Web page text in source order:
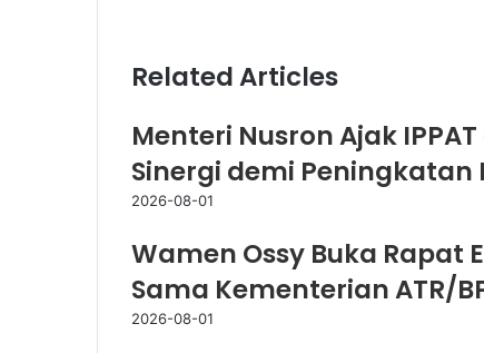
Related Articles
Menteri Nusron Ajak
Sinergi demi
2026-08-01
Wamen Ossy Buka Rapat
Sama Kementerian ATR/
2026-08-01